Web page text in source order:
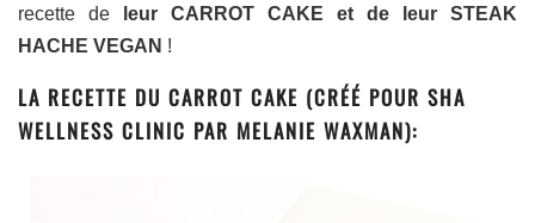
recette de
leur CARROT CAKE et de leur STEAK
HACHE VEGAN !
LA RECETTE DU CARROT CAKE (CRÉÉ POUR SHA
WELLNESS CLINIC PAR MELANIE WAXMAN):